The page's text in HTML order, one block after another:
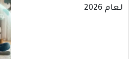
لعام 2026